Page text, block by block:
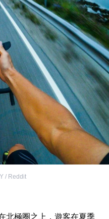
/ Reddit
北極圈之上，遊客在夏季